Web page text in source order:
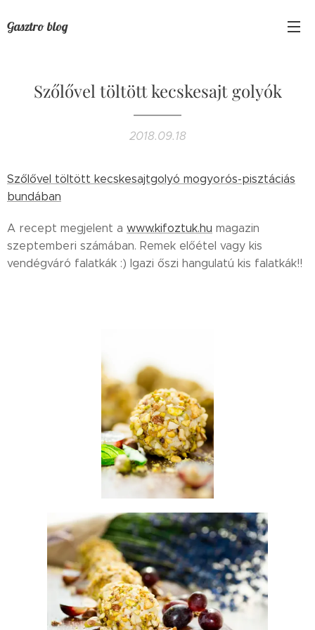
Gasztro blog
Szőlővel töltött kecskesajt golyók
2018.09.18
Szőlővel töltött kecskesajtgolyó mogyorós-pisztáciás
bundában
A recept megjelent a www.kifoztuk.hu magazin
szeptemberi számában. Remek előétel vagy kis
vendégváró falatkák :) Igazi őszi hangulatú kis falatkák!!